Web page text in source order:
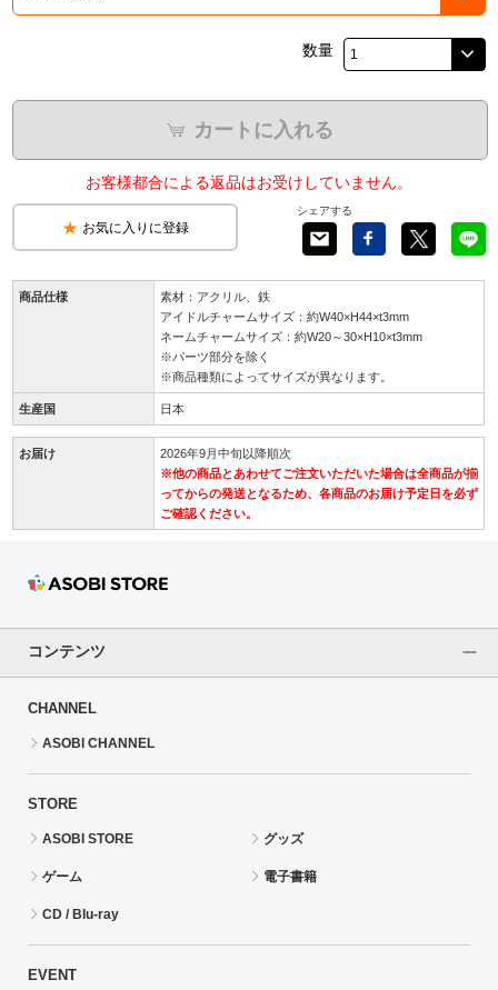
数量
カートに入れる
お客様都合による返品はお受けしていません。
お気に入りに登録
シェアする
商品仕様
素材：アクリル、鉄
アイドルチャームサイズ：約W40×H44×t3mm
ネームチャームサイズ：約W20～30×H10×t3mm
※パーツ部分を除く
※商品種類によってサイズが異なります。
生産国 日本
お届け
2026年9月中旬以降順次
※他の商品とあわせてご注文いただいた場合は全商品が揃
ってからの発送となるため、各商品のお届け予定日を必ず
ご確認ください。
コンテンツ
CHANNEL
ASOBI CHANNEL
STORE
ASOBI STORE グッズ
ゲーム 電子書籍
CD / Blu-ray
EVENT